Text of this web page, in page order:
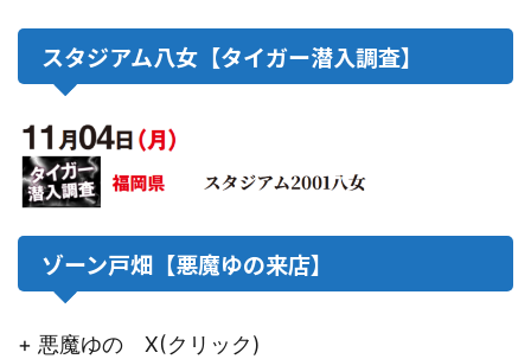
スタジアム八女【タイガー潜入調査】
ゾーン戸畑【悪魔ゆの来店】
+ 悪魔ゆの X(クリック)